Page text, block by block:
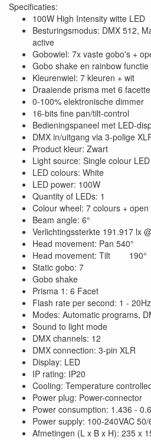
Specificaties:
100W High Intensity witte LED
Besturingsmodus: DMX 512,
active
Gobowiel: 7x vaste gobo's +
Gobo shake en rainbow functie
Kleurenwiel: 7 kleuren + wit
Draaiende prisma met 6
0-100% elektronische dimmer
16-bits fine pan/tilt-control
Bedieningspaneel met LED-
DMX in/uitgang via 3-polige
Product kleur: Zwart
Light source: Single colour LED
LED colours: White
LED power: 100W
Quantity of LEDs: 1
Colour wheel: 7 colours + open
Beam angle: 6°
Verlichtingssterkte 191.917 lx
Head movement: Pan 540°
Head movement: Tilt 190°
Static gobo: 7
Gobo shake
Prisma 1: 6 Facet
Flash rate per second: 1 - 20Hz
Modes: Automatic programs,
Sound to light mode
DMX channels: 12
DMX connection: 3-pin XLR
Display: LED
IP rating: IP20
Cooling: Temperature
Power plug: Power-connector
Power consumption: 1.436 -
Power supply: 100-240VAC 50/
Afmetingen (L x B x H): 235 x